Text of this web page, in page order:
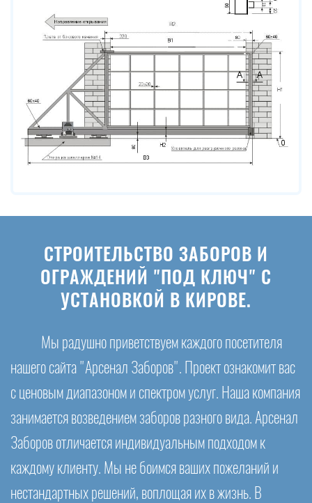
СТРОИТЕЛЬСТВО ЗАБОРОВ И
ОГРАЖДЕНИЙ "ПОД КЛЮЧ" С
УСТАНОВКОЙ В КИРОВЕ.
Мы радушно приветствуем каждого посетителя
нашего сайта "Арсенал Заборов". Проект ознакомит вас
с ценовым диапазоном и спектром услуг. Наша компания
занимается возведением заборов разного вида. Арсенал
Заборов отличается индивидуальным подходом к
каждому клиенту. Мы не боимся ваших пожеланий и
нестандартных решений, воплощая их в жизнь. В